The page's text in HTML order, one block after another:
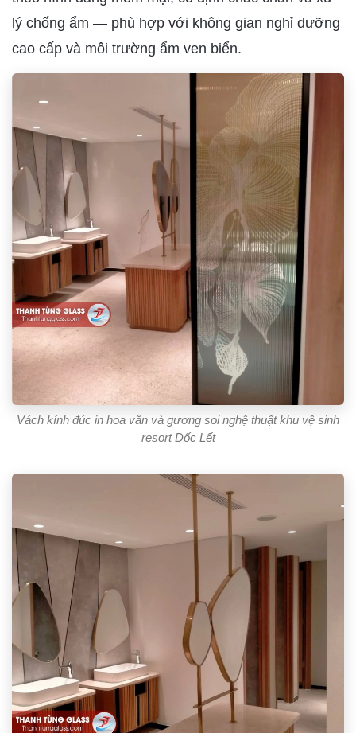
lý chống ẩm — phù hợp với không gian nghỉ dưỡng
cao cấp và môi trường ẩm ven biển.
Vách kính đúc in hoa văn và gương soi nghệ thuật khu vệ sinh
resort Dốc Lết